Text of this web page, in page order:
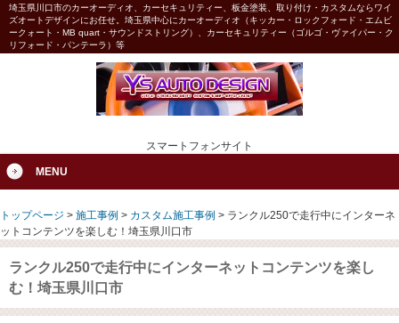
埼玉県川口市のカーオーディオ、カーセキュリティー、板金塗装、取り付け・カスタムならワイ
ズオートデザインにお任せ。埼玉県中心にカーオーディオ（キッカー・ロックフォード・エムビ
ークォート・MB quart・サウンドストリング）、カーセキュリティー（ゴルゴ・ヴァイパー・ク
リフォード・パンテーラ）等
スマートフォンサイト
MENU
トップページ > 施工事例 > カスタム施工事例 > ランクル250で走行中にインターネ
ットコンテンツを楽しむ！埼玉県川口市
ランクル250で走行中にインターネットコンテンツを楽し
む！埼玉県川口市